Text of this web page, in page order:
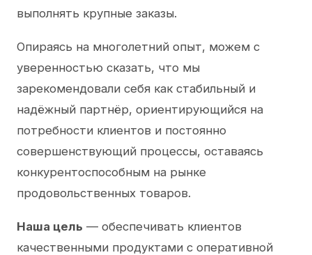
выполнять крупные заказы.
Опираясь на многолетний опыт, можем с
уверенностью сказать, что мы
зарекомендовали себя как стабильный и
надёжный партнёр, ориентирующийся на
потребности клиентов и постоянно
совершенствующий процессы, оставаясь
конкурентоспособным на рынке
продовольственных товаров.
Наша цель — обеспечивать клиентов
качественными продуктами с оперативной